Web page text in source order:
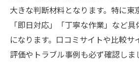
大きな判断材料となります。特に東
「即日対応」「丁寧な作業」など
になります。口コミサイトや比較サ
評価やトラブル事例も必ず確認しま